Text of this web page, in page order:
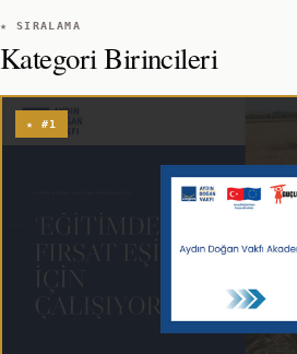
★ SIRALAMA
Kategori Birincileri
★ #1